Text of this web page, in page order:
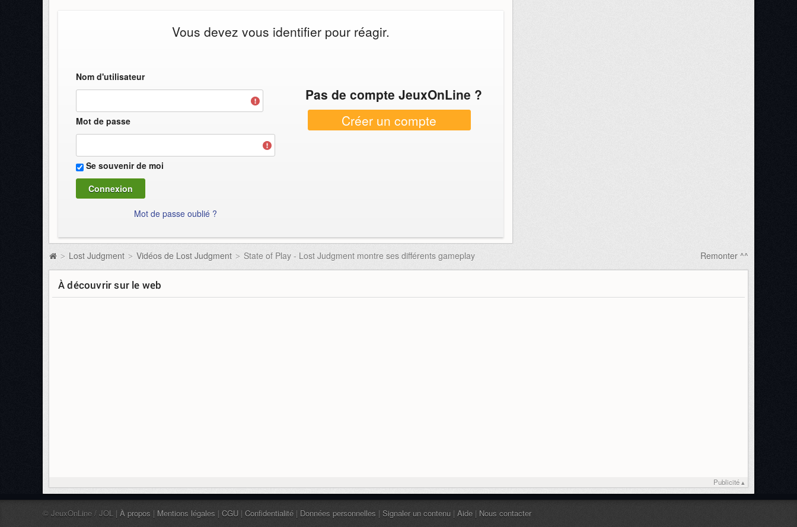
Vous devez vous identifier pour réagir.
Nom d'utilisateur
Mot de passe
Se souvenir de moi
Mot de passe oublié ?
Pas de compte JeuxOnLine ?
Créer un compte
Remonter ^^
> Lost Judgment > Vidéos de Lost Judgment > State of Play - Lost Judgment montre ses différents gameplay
À découvrir sur le web
Publicité ▴
© JeuxOnLine / JOL | À propos | Mentions légales | CGU | Confidentialité | Données personnelles | Signaler un contenu | Aide | Nous contacter